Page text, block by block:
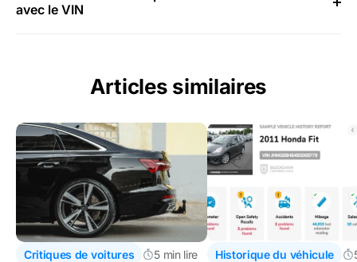
avec le VIN
Articles similaires
Critiques de voitures 5 min lire Historique du véhicule